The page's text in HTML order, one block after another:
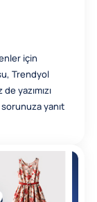
için
Trendyol
yazımızı
sorunuza yanıt